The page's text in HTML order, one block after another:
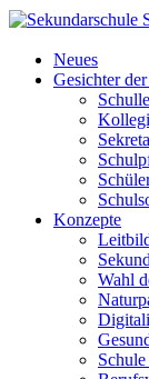
Neues
Gesichter
Konzepte
Wahl